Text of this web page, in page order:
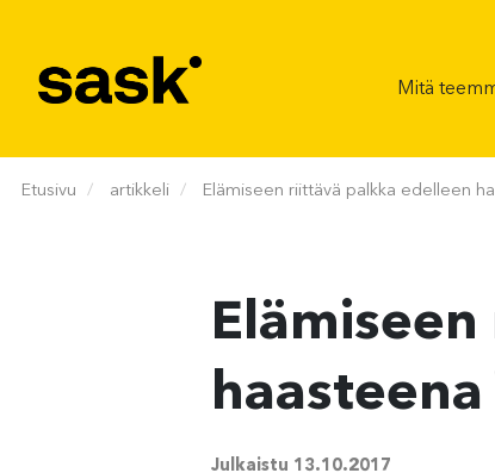
Mitä
Etusivu artikkeli Elämiseen riittävä palkka edelleen
Julkaistu 13.10.2017